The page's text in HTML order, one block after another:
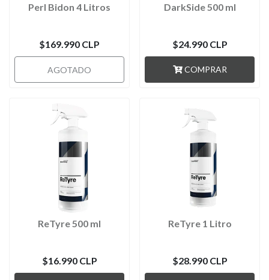
Perl Bidon 4 Litros
$169.990 CLP
AGOTADO
DarkSide 500 ml
$24.990 CLP
COMPRAR
ReTyre 500 ml
$16.990 CLP
ReTyre 1 Litro
$28.990 CLP